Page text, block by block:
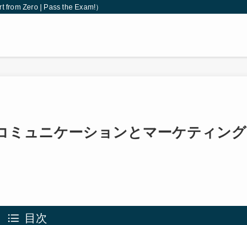
from Zero | Pass the Exam!）
ミュニケーションとマーケティング
目次